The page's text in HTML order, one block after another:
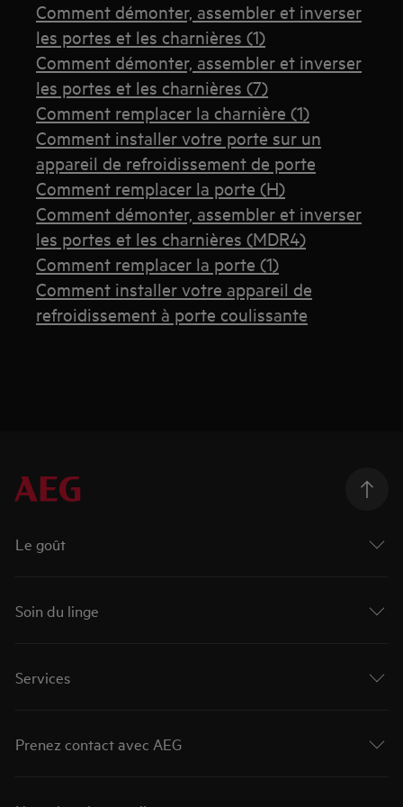
Comment démonter, assembler et inverser
les portes et les charnières (1)
Comment démonter, assembler et inverser
les portes et les charnières (7)
Comment remplacer la charnière (1)
Comment installer votre porte sur un
appareil de refroidissement de porte
Comment remplacer la porte (H)
Comment démonter, assembler et inverser
les portes et les charnières (MDR4)
Comment remplacer la porte (1)
Comment installer votre appareil de
refroidissement à porte coulissante
Le goût
Soin du linge
Services
Prenez contact avec AEG